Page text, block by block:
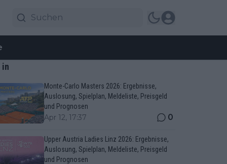
in
Monte-Carlo Masters 2026: Ergebnisse,
Auslosung, Spielplan, Meldeliste, Preisgeld
und Prognosen
Apr 12, 17:37 0
Upper Austria Ladies Linz 2026: Ergebnisse,
Auslosung, Spielplan, Meldeliste, Preisgeld
und Prognosen